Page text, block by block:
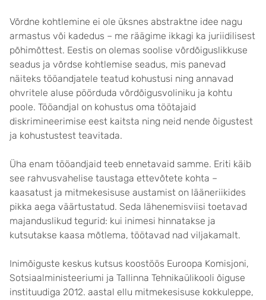
Võrdne kohtlemine ei ole üksnes abstraktne idee nagu
armastus või kadedus – me räägime ikkagi ka juriidilisest
põhimõttest. Eestis on olemas soolise võrdõiguslikkuse
seadus ja võrdse kohtlemise seadus, mis panevad
näiteks tööandjatele teatud kohustusi ning annavad
ohvritele aluse pöörduda võrdõigusvoliniku ja kohtu
poole. Tööandjal on kohustus oma töötajaid
diskrimineerimise eest kaitsta ning neid nende õigustest
ja kohustustest teavitada.
Üha enam tööandjaid teeb ennetavaid samme. Eriti käib
see rahvusvahelise taustaga ettevõtete kohta –
kaasatust ja mitmekesisuse austamist on lääneriikides
pikka aega väärtustatud. Seda lähenemisviisi toetavad
majanduslikud tegurid: kui inimesi hinnatakse ja
kutsutakse kaasa mõtlema, töötavad nad viljakamalt.
Inimõiguste keskus kutsus koostöös Euroopa Komisjoni,
Sotsiaalministeeriumi ja Tallinna Tehnikaülikooli õiguse
instituudiga 2012. aastal ellu mitmekesisuse kokkuleppe,